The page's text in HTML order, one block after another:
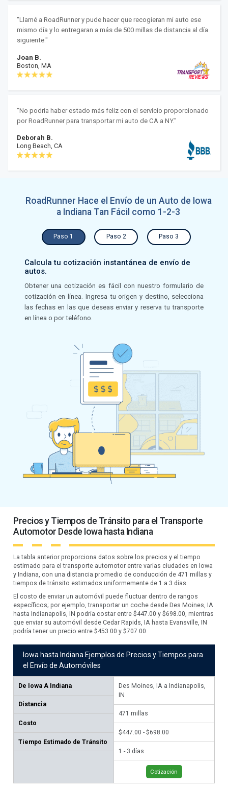
"Llamé a RoadRunner y pude hacer que recogieran mi auto ese
mismo día y lo entregaran a más de 500 millas de distancia al día
siguiente."
Joan B.
Boston, MA
"No podría haber estado más feliz con el servicio proporcionado
por RoadRunner para transportar mi auto de CA a NY."
Deborah B.
Long Beach, CA
RoadRunner Hace el Envío de un Auto de Iowa
a Indiana Tan Fácil como 1-2-3
Paso 1 Paso 2 Paso 3
Calcula tu cotización instantánea de envío de
autos.
Obtener una cotización es fácil con nuestro formulario de
cotización en línea. Ingresa tu origen y destino, selecciona
las fechas en las que deseas enviar y reserva tu transporte
en línea o por teléfono.
Precios y Tiempos de Tránsito para el Transporte
Automotor Desde Iowa hasta Indiana
La tabla anterior proporciona datos sobre los precios y el tiempo
estimado para el transporte automotor entre varias ciudades en Iowa
y Indiana, con una distancia promedio de conducción de 471 millas y
tiempos de tránsito estimados uniformemente de 1 a 3 días.
El costo de enviar un automóvil puede fluctuar dentro de rangos
específicos; por ejemplo, transportar un coche desde Des Moines, IA
hasta Indianapolis, IN podría costar entre $447.00 y $698.00, mientras
que enviar su automóvil desde Cedar Rapids, IA hasta Evansville, IN
podría tener un precio entre $453.00 y $707.00.
Iowa hasta Indiana Ejemplos de Precios y Tiempos para
el Envío de Automóviles
De Iowa A Indiana
Distancia
Costo
Tiempo Estimado de Tránsito
Des Moines, IA a Indianapolis,
IN
471 millas
$447.00 - $698.00
1 - 3 días
Cotización